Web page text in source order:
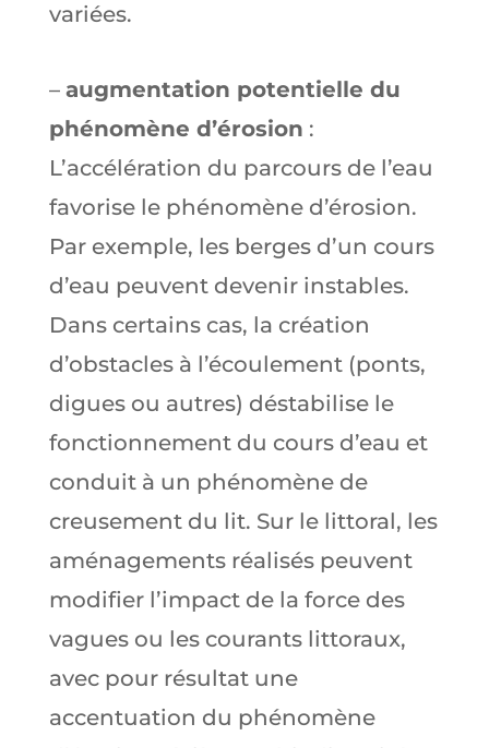
variées.
– augmentation potentielle du
phénomène d’érosion :
L’accélération du parcours de l’eau
favorise le phénomène d’érosion.
Par exemple, les berges d’un cours
d’eau peuvent devenir instables.
Dans certains cas, la création
d’obstacles à l’écoulement (ponts,
digues ou autres) déstabilise le
fonctionnement du cours d’eau et
conduit à un phénomène de
creusement du lit. Sur le littoral, les
aménagements réalisés peuvent
modifier l’impact de la force des
vagues ou les courants littoraux,
avec pour résultat une
accentuation du phénomène